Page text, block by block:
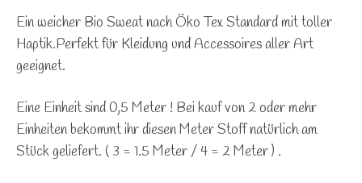
Ein weicher Bio Sweat nach Öko Tex Standard mit toller
Haptik.Perfekt für Kleidung und Accessoires aller Art
geeignet.
Eine Einheit sind 0,5 Meter ! Bei kauf von 2 oder mehr
Einheiten bekommt ihr diesen Meter Stoff natürlich am
Stück geliefert. ( 3 = 1.5 Meter / 4 = 2 Meter ) .